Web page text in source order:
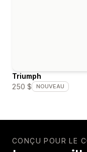
Triumph
250 $
NOUVEAU
CONÇU POUR LE